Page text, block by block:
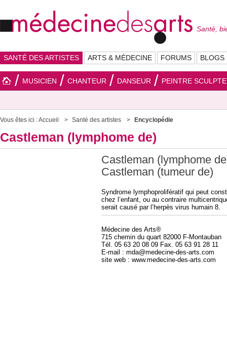
Santé,
SANTÉ DES ARTISTES ARTS & MÉDECINE FORUMS BLOGS
MUSICIEN CHANTEUR DANSEUR PEINTRE
Vous êtes ici :Accueil Santé des artistes Encyclopédie
Castleman (lymphome de)
Castleman (lymphome
Castleman (tumeur de)
Syndrome lymphoprolifératif qui peut
chez l’enfant, ou au contraire
serait causé par l’herpès virus humain 8.
Médecine des Arts®
715 chemin du quart 82000 F-Montauban
Tél. 05 63 20 08 09 Fax. 05 63 91 28 11
E-mail : mda@medecine-des-arts.com
site web : www.medecine-des-arts.com